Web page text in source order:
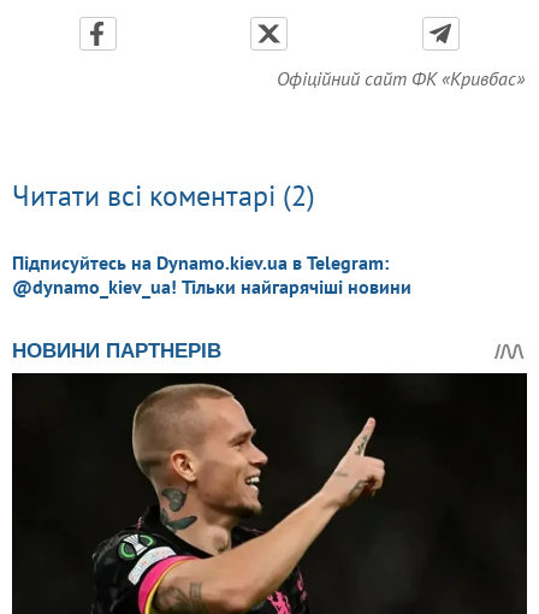
Офіційний сайт ФК «Кривбас»
Читати всі коментарі (2)
Підписуйтесь на Dynamo.kiev.ua в Telegram:
@dynamo_kiev_ua! Тільки найгарячіші новини